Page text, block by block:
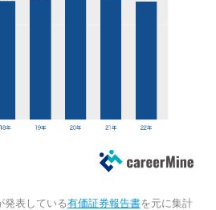
発表している有価証券報告書を元に集計